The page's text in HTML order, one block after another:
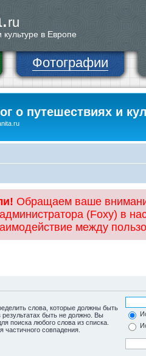
ru
культуре в Европе
Фотографии
о путешествиях и
Обращаем ваше
(Foxy) в
между
слова, которые должны быть
результатах быть не должно. Вы
поиска любого слова из списка.
частичного совпадения.